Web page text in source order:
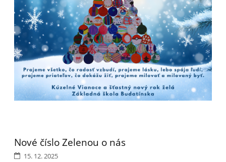
Nové číslo Zelenou o nás
15. 12. 2025